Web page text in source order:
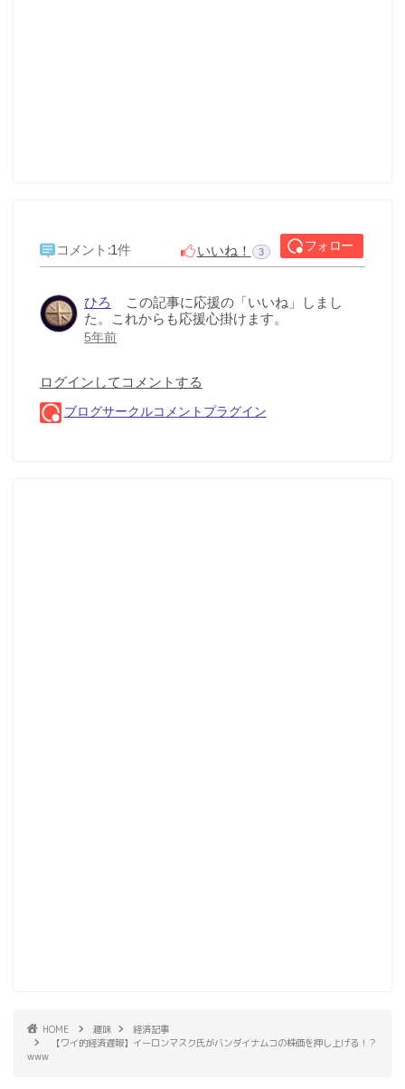
HOME 趣味
経済記事
【ワイ的経済遅報】イーロンマスク氏がバンダイナムコの株価を押し上げる！？
www